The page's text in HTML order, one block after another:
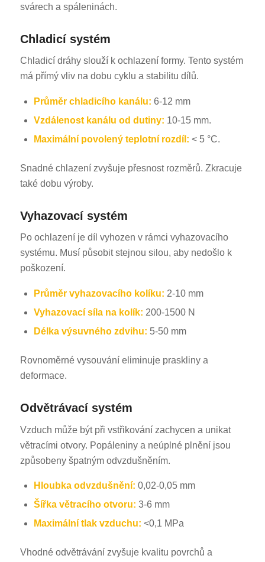
svárech a spáleninách.
Chladicí systém
Chladicí dráhy slouží k ochlazení formy. Tento systém
má přímý vliv na dobu cyklu a stabilitu dílů.
Průměr chladicího kanálu: 6-12 mm
Vzdálenost kanálu od dutiny: 10-15 mm.
Maximální povolený teplotní rozdíl: < 5 °C.
Snadné chlazení zvyšuje přesnost rozměrů. Zkracuje
také dobu výroby.
Vyhazovací systém
Po ochlazení je díl vyhozen v rámci vyhazovacího
systému. Musí působit stejnou silou, aby nedošlo k
poškození.
Průměr vyhazovacího kolíku: 2-10 mm
Vyhazovací síla na kolík: 200-1500 N
Délka výsuvného zdvihu: 5-50 mm
Rovnoměrné vysouvání eliminuje praskliny a
deformace.
Odvětrávací systém
Vzduch může být při vstřikování zachycen a unikat
větracími otvory. Popáleniny a neúplné plnění jsou
způsobeny špatným odvzdušněním.
Hloubka odvzdušnění: 0,02-0,05 mm
Šířka větracího otvoru: 3-6 mm
Maximální tlak vzduchu: <0,1 MPa
Vhodné odvětrávání zvyšuje kvalitu povrchů a